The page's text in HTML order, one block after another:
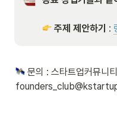
주제 제안하기 :
문의 : 스타트업커뮤니